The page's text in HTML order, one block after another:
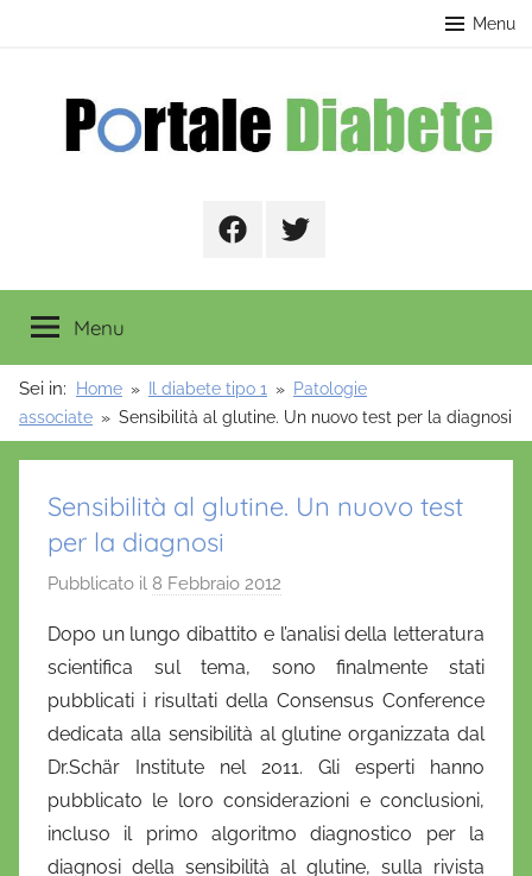
Menu
FacebookTwitter
Menu
Sei in: Home Il diabete tipo 1
Patologie
associate
Sensibilità al glutine. Un nuovo test per la diagnosi
Sensibilità al glutine. Un nuovo test
per la diagnosi
Pubblicato il 8 Febbraio 2012
D
a
n
i
e
l
a
D
Dopo un lungo dibattito e l’analisi della letteratura
scientifica sul tema, sono finalmente stati
pubblicati i risultati della Consensus Conference
dedicata alla sensibilità al glutine organizzata dal
Dr.Schär Institute nel 2011. Gli esperti hanno
pubblicato le loro considerazioni e conclusioni,
incluso il primo algoritmo diagnostico per la
diagnosi della sensibilità al glutine, sulla rivista